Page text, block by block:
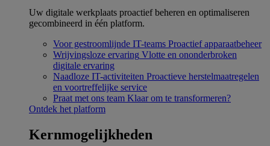
Uw digitale werkplaats proactief beheren en optimaliseren
gecombineerd in één platform.
Voor gestroomlijnde IT-teams Proactief apparaatbeheer
Wrijvingsloze ervaring Vlotte en ononderbroken
digitale ervaring
Naadloze IT-activiteiten Proactieve herstelmaatregelen
en voortreffelijke service
Praat met ons team Klaar om te transformeren?
Ontdek het platform
Kernmogelijkheden